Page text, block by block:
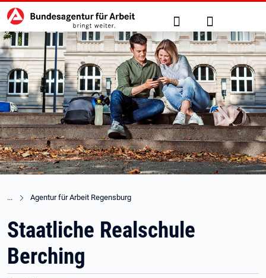
zu den Hauptinhalten springen
Hauptnavigation Suche Anmelden
Agentur für Arbeit Regensburg
Staatliche Realschule
Berching